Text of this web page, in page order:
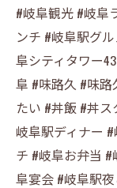
#岐阜観光 #岐阜
ンチ #岐阜駅グ
阜シティタワー
阜 #味路久 #味
たい #丼飯 #丼
岐阜駅ディナー
チ #岐阜お弁当
阜宴会 #岐阜駅